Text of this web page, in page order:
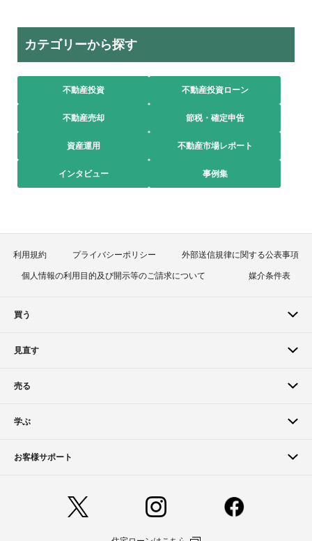
カテゴリーから探す
不動産投資 不動産投資ローン
不動産売却 節税・確定申告
資産運用 不動産市場レポート
インタビュー 事例集
利用規約 プライバシーポリシー 外部送信規律に関する公表事項
個人情報の利用目的及び開示等のご請求について 媒介条件表
買う
見直す
売る
学ぶ
お客様サポート